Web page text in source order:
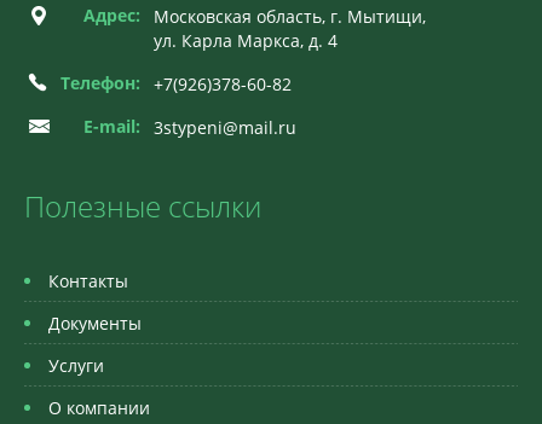
Адрес:
Московская область, г. Мытищи,
ул. Карла Маркса, д. 4
Телефон:
+7(926)378-60-82
E-mail:
3stypeni@mail.ru
Полезные ссылки
Контакты
Документы
Услуги
О компании